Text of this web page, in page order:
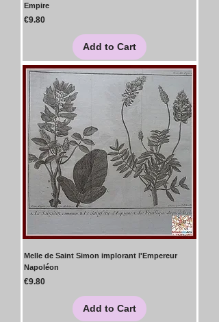
Empire
Price
€9.80
Add to Cart
Melle de Saint Simon implorant l'Empereur
Napoléon
Price
€9.80
Add to Cart